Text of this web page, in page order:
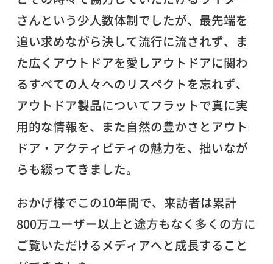
さんという少人数体制でしたが、最先端を
追い求めながら決して流行に流されず、ま
た広くアウトドアを愛しアウトドアに関わ
るすべての人々へのリスペクトを忘れず、
アウトドア製品についてフラットで真に実
用的な情報を、また自然の豊かさとアウト
ドア・アクティビティの魅力を、拙いなが
らも綴ってきました。
おかげ様でこの10年間で、来訪者は累計
800万ユーザー以上と途方もなく多くの方に
ご覧いただけるメディアへと成長すること